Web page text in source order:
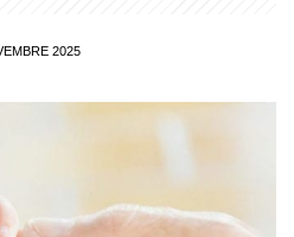
2025